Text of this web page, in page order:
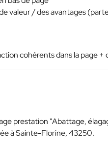
valeur / des avantages
cohérents dans la page
prestation "Abattage,
à Sainte-Florine, 43250.